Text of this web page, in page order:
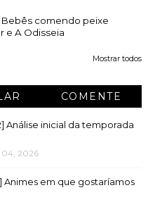
Bebês comendo peixe
e A Odisseia
Mostrar todos
COMENTE
Análise inicial da temporada
2026
Animes em que gostaríamos